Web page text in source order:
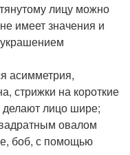
лицу можно
имеет значения и
асимметрия,
стрижки на короткие
лицо шире;
овалом
боб, с помощью